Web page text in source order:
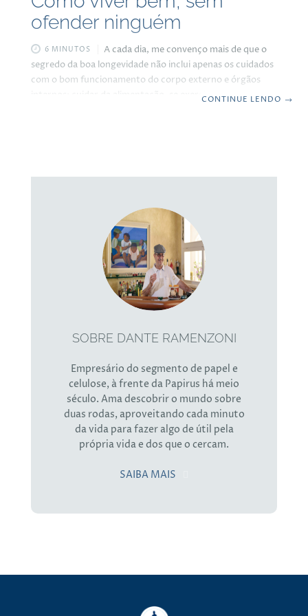
ofender ninguém
6 MINUTOS
A cada dia, me convenço mais de que o
segredo da boa longevidade não inclui apenas os cuidados
com o bom funcionamento do corpo externo e órgãos
internos; cuidar da alimentação, se exercitar e ficar
CONTINUE LENDO →
SOBRE DANTE RAMENZONI
Empresário do segmento de papel e
celulose, à frente da Papirus há meio
século. Ama descobrir o mundo sobre
duas rodas, aproveitando cada minuto
da vida para fazer algo de útil pela
própria vida e dos que o cercam.
SAIBA MAIS